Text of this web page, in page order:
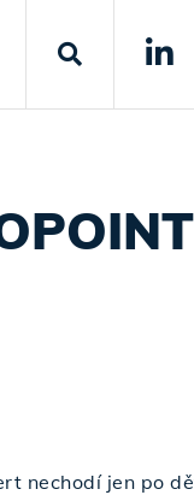
nechodí jen po